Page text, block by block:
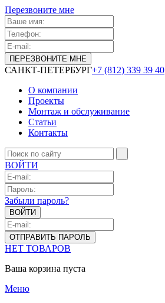
Перезвоните мне
САНКТ-ПЕТЕРБУРГ+7 (812) 339 39 40
О компании
Проекты
Монтаж и обслуживание
Статьи
Контакты
ВОЙТИ
Забыли пароль?
НЕТ ТОВАРОВ
Ваша корзина пуста
Меню